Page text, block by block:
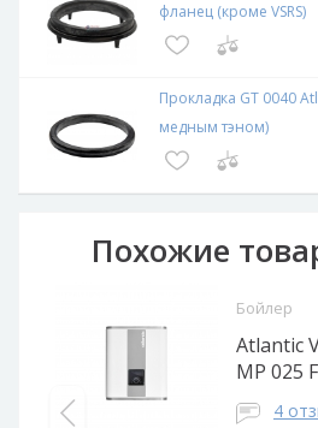
фланец (кроме VSRS)
Прокладка GT 0040
медным тэном)
Похожие
Бойлер
Atlantic
MP 025
4